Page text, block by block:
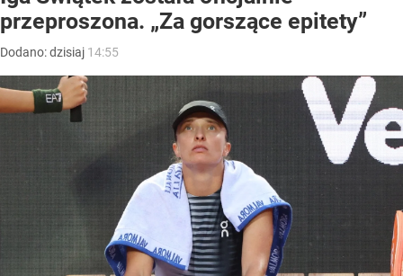
przeproszona. „Za gorszące epitety”
Dodano:dzisiaj 14:55